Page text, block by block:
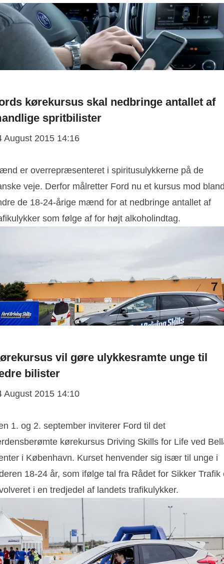
kørekursus skal nedbringe antallet af
spritbilister
August 2015 14:16
er overrepræsenteret i spiritusulykkerne på de
veje. Derfor målretter Ford nu et kursus mod
de 18-24-årige mænd for at nedbringe antallet af
som følge af for højt alkoholindtag.
vil gøre ulykkesramte unge til
bilister
August 2015 14:10
1. og 2. september inviterer Ford til det
kørekursus Driving Skills for Life ved
i København. Kurset henvender sig især til unge i
18-24 år, som ifølge tal fra Rådet for Sikker Trafik
i en tredjedel af landets trafikulykker.